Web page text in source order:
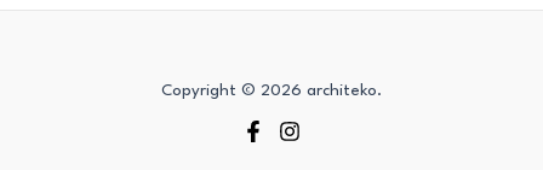
Copyright © 2026 architeko.